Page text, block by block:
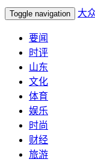
Toggle navigation 大
要闻
时评
山东
文化
体育
娱乐
时尚
财经
旅游